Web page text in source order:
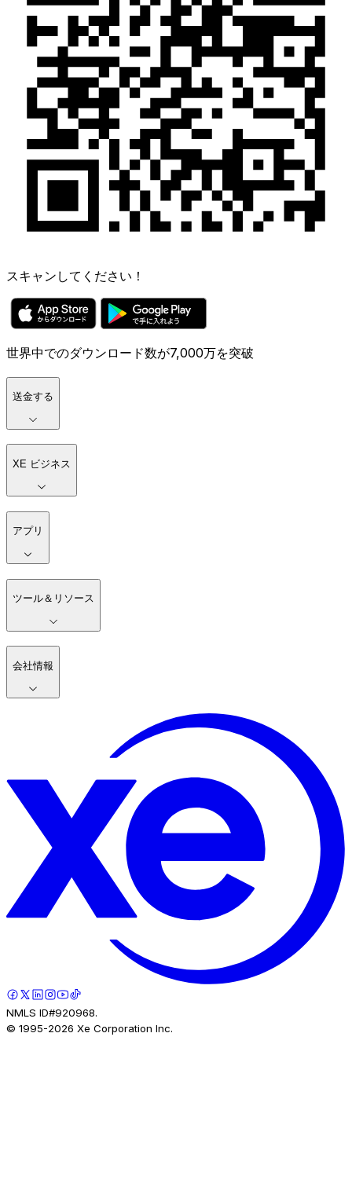
スキャンしてください！
世界中でのダウンロード数が7,000万を突破
送金する
XE ビジネス
アプリ
ツール＆リソース
会社情報
NMLS ID#920968.
© 1995-2026 Xe Corporation Inc.